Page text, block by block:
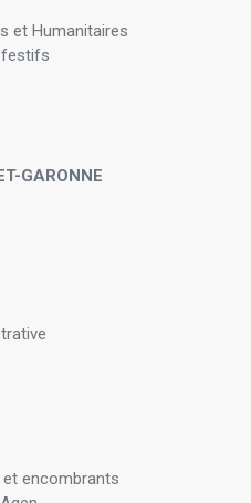
et Humanitaires
festifs
GARONNE
encombrants